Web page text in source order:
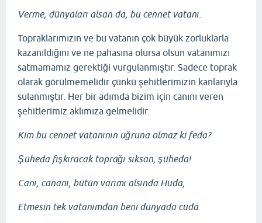
Verme, dünyaları alsan da, bu cennet vatanı.
Topraklarımızın ve bu vatanın çok büyük zorluklarla
kazanıldığını ve ne pahasına olursa olsun vatanımızı
satmamamız gerektiği vurgulanmıştır. Sadece toprak
olarak görülmemelidir çünkü şehitlerimizin kanlarıyla
sulanmıştır. Her bir adımda bizim için canını veren
şehitlerimiz aklımıza gelmelidir.
Kim bu cennet vatanının uğruna olmaz ki feda?
Şüheda fışkıracak toprağı sıksan, şüheda!
Canı, cananı, bütün varımı alsında Huda,
Etmesin tek vatanımdan beni dünyada cüda.